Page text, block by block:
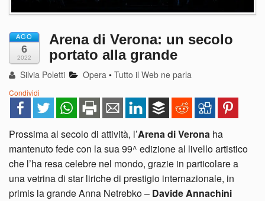
AGO
6
2022
Arena di Verona: un secolo
portato alla grande
Silvia Poletti Opera •Tutto il Web ne parla
Condividi
Prossima al secolo di attività, l’Arena di Verona ha
mantenuto fede con la sua 99^ edizione al livello artistico
che l’ha resa celebre nel mondo, grazie in particolare a
una vetrina di star liriche di prestigio internazionale, in
primis la grande Anna Netrebko – Davide Annachini